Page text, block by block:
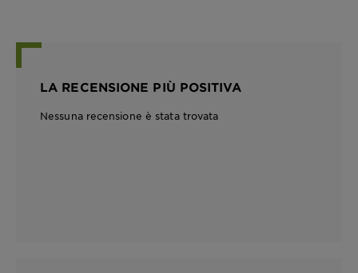
LA RECENSIONE PIÙ POSITIVA
Nessuna recensione è stata trovata